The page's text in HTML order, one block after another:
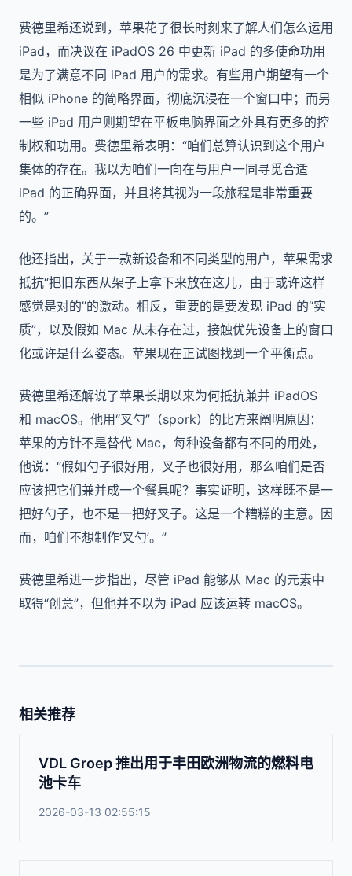
费德里希还说到，苹果花了很长时刻来了解人们怎么运用
iPad，而决议在 iPadOS 26 中更新 iPad 的多使命功用
是为了满意不同 iPad 用户的需求。有些用户期望有一个
相似 iPhone 的简略界面，彻底沉浸在一个窗口中；而另
一些 iPad 用户则期望在平板电脑界面之外具有更多的控
制权和功用。费德里希表明：“咱们总算认识到这个用户
集体的存在。我以为咱们一向在与用户一同寻觅合适
iPad 的正确界面，并且将其视为一段旅程是非常重要
的。”
他还指出，关于一款新设备和不同类型的用户，苹果需求
抵抗“把旧东西从架子上拿下来放在这儿，由于或许这样
感觉是对的”的激动。相反，重要的是要发现 iPad 的“实
质”，以及假如 Mac 从未存在过，接触优先设备上的窗口
化或许是什么姿态。苹果现在正试图找到一个平衡点。
费德里希还解说了苹果长期以来为何抵抗兼并 iPadOS
和 macOS。他用“叉勺”（spork）的比方来阐明原因：
苹果的方针不是替代 Mac，每种设备都有不同的用处，
他说：“假如勺子很好用，叉子也很好用，那么咱们是否
应该把它们兼并成一个餐具呢？事实证明，这样既不是一
把好勺子，也不是一把好叉子。这是一个糟糕的主意。因
而，咱们不想制作‘叉勺’。”
费德里希进一步指出，尽管 iPad 能够从 Mac 的元素中
取得“创意”，但他并不以为 iPad 应该运转 macOS。
相关推荐
VDL Groep 推出用于丰田欧洲物流的燃料电
池卡车
2026-03-13 02:55:15